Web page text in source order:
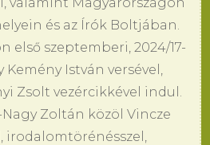
és az Írók Boltjában.
első szeptemberi, 2024/17-
Kemény István versével,
Zsolt vezércikkével indul.
Zoltán közöl Vincze
irodalomtörénésszel,